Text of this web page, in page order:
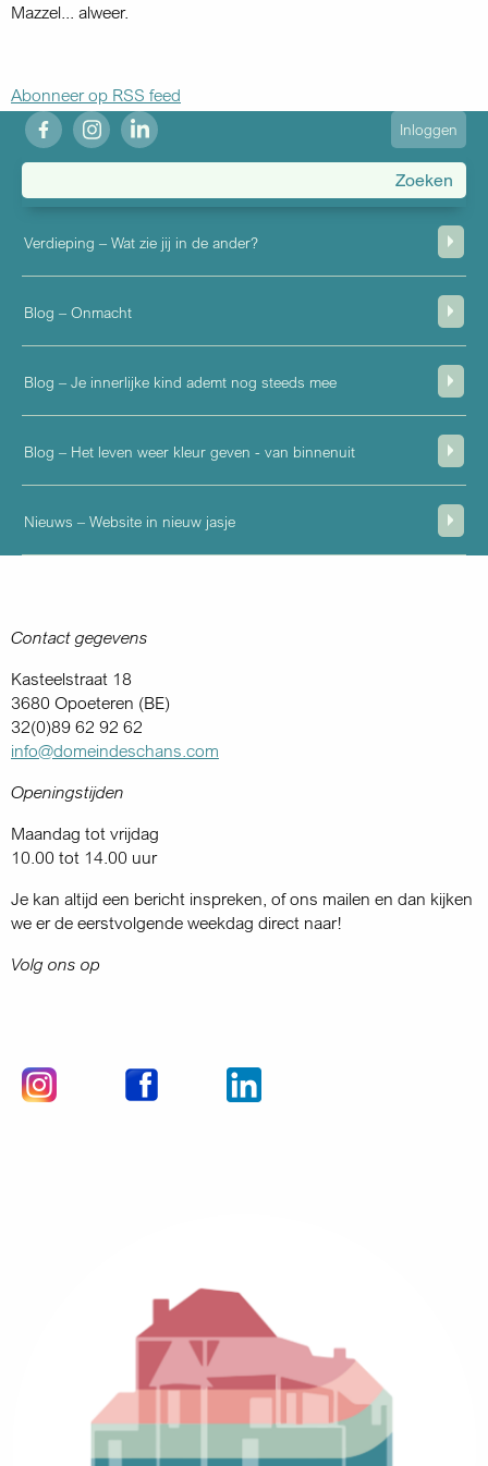
Mazzel... alweer.
Abonneer op RSS feed
fb
ig in
User
account
menu
Inloggen
Verdieping – Wat zie jij in de ander?
Blog – Onmacht
Blog – Je innerlijke kind ademt nog steeds mee
Blog – Het leven weer kleur geven - van binnenuit
Nieuws – Website in nieuw jasje
Contact gegevens
Kasteelstraat 18
3680 Opoeteren (BE)
32(0)89 62 92 62
info@domeindeschans.com
Openingstijden
Maandag tot vrijdag
10.00 tot 14.00 uur
Je kan altijd een bericht inspreken, of ons mailen en dan kijken
we er de eerstvolgende weekdag direct naar!
Volg ons op